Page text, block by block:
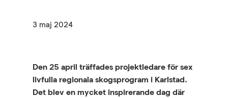
3 maj 2024
Den 25 april träffades projektledare för sex
livfulla regionala skogsprogram i Karlstad.
Det blev en mycket inspirerande dag där